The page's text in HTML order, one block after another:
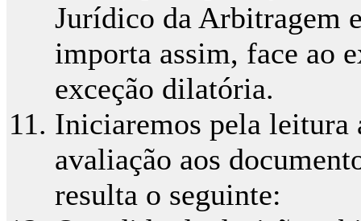
Jurídico da Arbitragem
importa assim, face ao
exceção dilatória.
Iniciaremos pela leitura
avaliação aos
resulta o seguinte: